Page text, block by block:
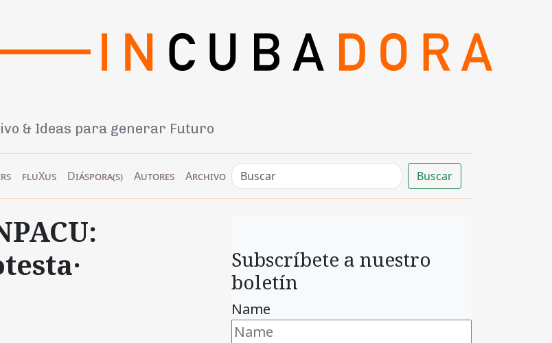
& Ideas para generar Futuro
fluXus Diáspora(s) Autores Archivo Buscar
Subscríbete a nuestro
boletín
Name